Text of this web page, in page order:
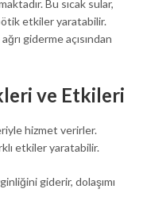
Bu sıcak sular,
etkiler yaratabilir.
giderme açısından
ve Etkileri
hizmet verirler.
etkiler yaratabilir.
giderir, dolaşımı